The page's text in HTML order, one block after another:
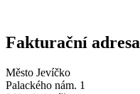
Fakturační adresa
Město Jevíčko
Palackého nám. 1